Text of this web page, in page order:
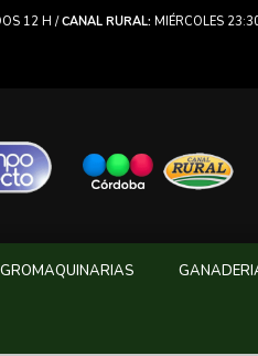
12 H /CANAL RURAL: MIÉRCOLES